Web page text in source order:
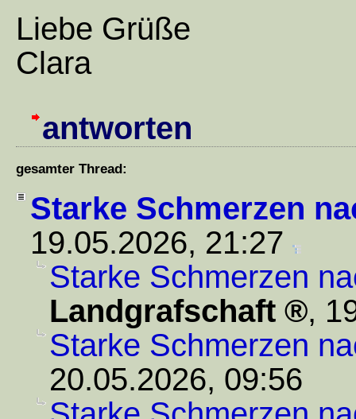
Liebe Grüße
Clara
antworten
gesamter Thread:
Starke Schmerzen
19.05.2026, 21:27
Starke Schmerzen
Landgrafschaft
,
Starke Schmerzen
20.05.2026, 09:56